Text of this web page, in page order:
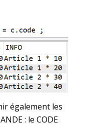
également les
: le CODE